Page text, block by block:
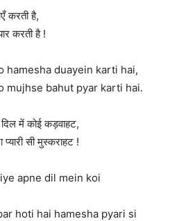
करती है,
करती है !
hamesha duayein karti hai,
mujhse bahut pyar karti hai.
में कोई कड़वाहट,
प्यारी सी मुस्कराहट !
apne dil mein koi
hoti hai hamesha pyari si